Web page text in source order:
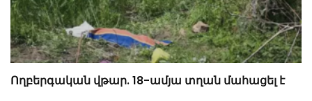
Ողբերգական վթար. 18-ամյա տղան մահացել է